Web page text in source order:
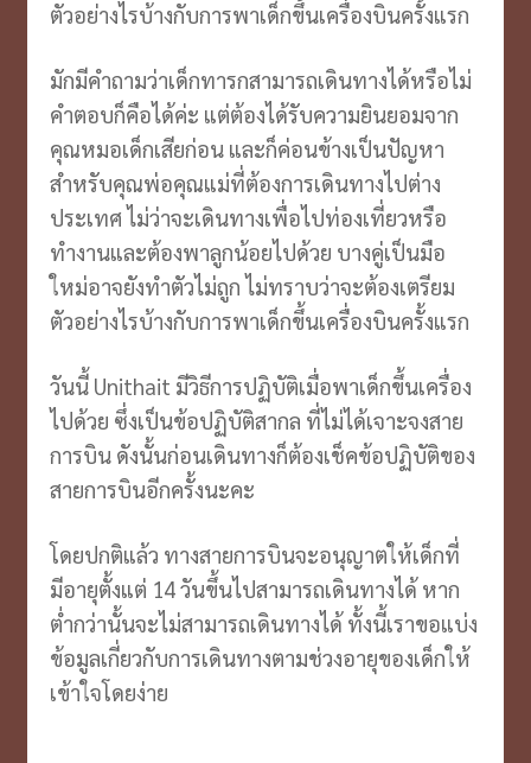
ตัวอย่างไรบ้างกับการพาเด็กขึ้นเครื่องบินครั้งแรก
มักมีคำถามว่าเด็กทารกสามารถเดินทางได้หรือไม่
คำตอบก็คือได้ค่ะ แต่ต้องได้รับความยินยอมจาก
คุณหมอเด็กเสียก่อน และก็ค่อนข้างเป็นปัญหา
สำหรับคุณพ่อคุณแม่ที่ต้องการเดินทางไปต่าง
ประเทศ ไม่ว่าจะเดินทางเพื่อไปท่องเที่ยวหรือ
ทำงานและต้องพาลูกน้อยไปด้วย บางคู่เป็นมือ
ใหม่อาจยังทำตัวไม่ถูก ไม่ทราบว่าจะต้องเตรียม
ตัวอย่างไรบ้างกับการพาเด็กขึ้นเครื่องบินครั้งแรก
วันนี้ Unithait มีวิธีการปฏิบัติเมื่อพาเด็กขึ้นเครื่อง
ไปด้วย ซึ่งเป็นข้อปฏิบัติสากล ที่ไม่ได้เจาะจงสาย
การบิน ดังนั้นก่อนเดินทางก็ต้องเช็คข้อปฏิบัติของ
สายการบินอีกครั้งนะคะ
โดยปกติแล้ว ทางสายการบินจะอนุญาตให้เด็กที่
มีอายุตั้งแต่ 14 วันขึ้นไปสามารถเดินทางได้ หาก
ต่ำกว่านั้นจะไม่สามารถเดินทางได้ ทั้งนี้เราขอแบ่ง
ข้อมูลเกี่ยวกับการเดินทางตามช่วงอายุของเด็กให้
เข้าใจโดยง่าย